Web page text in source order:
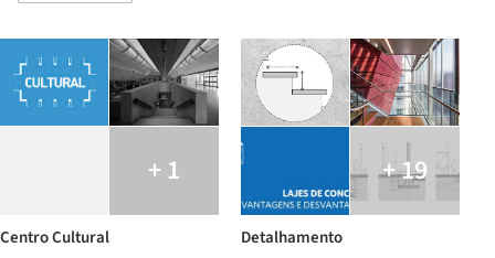
+ 1
Centro Cultural
+ 19
Detalhamento